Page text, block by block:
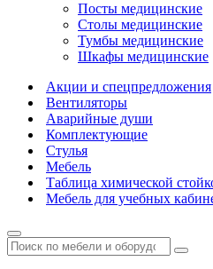
Посты медицинские
Столы медицинские
Тумбы медицинские
Шкафы медицинские
Акции и спецпредложения
Вентиляторы
Аварийные души
Комплектующие
Стулья
Мебель
Таблица химической
Мебель для учебных